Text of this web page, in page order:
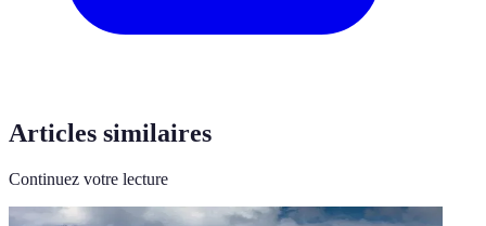
Articles similaires
Continuez votre lecture